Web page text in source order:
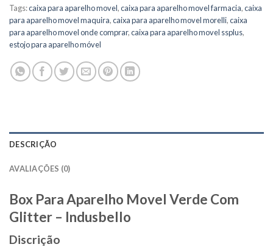
Tags:caixa para aparelho movel,caixa para aparelho movel farmacia,caixa
para aparelho movel maquira,caixa para aparelho movel morelli,caixa
para aparelho movel onde comprar,caixa para aparelho movel ssplus,
estojo para aparelho móvel
DESCRIÇÃO
AVALIAÇÕES (0)
Box Para Aparelho Movel Verde Com
Glitter – Indusbello
Discrição